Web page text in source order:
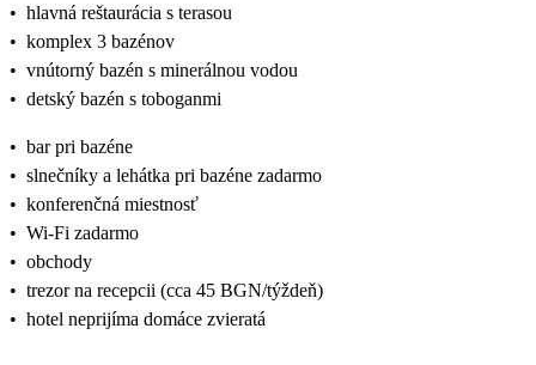
• hlavná reštaurácia s terasou
• komplex 3 bazénov
• vnútorný bazén s minerálnou vodou
• detský bazén s toboganmi
• bar pri bazéne
• slnečníky a lehátka pri bazéne zadarmo
• konferenčná miestnosť
• Wi-Fi zadarmo
• obchody
• trezor na recepcii (cca 45 BGN/týždeň)
• hotel neprijíma domáce zvieratá